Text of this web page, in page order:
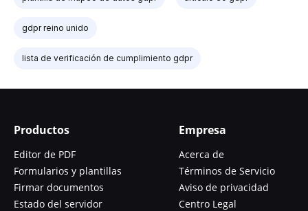
gdpr reino unido
lista de verificación de cumplimiento gdpr
Productos
Editor de PDF
Formularios y plantillas
Firmar documentos
Estado del servidor
Empresa
Acerca de
Términos de Servicio
Aviso de privacidad
Centro Legal